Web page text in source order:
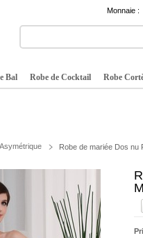
Monnaie :
Bal Robe de Cocktail Robe
Robe de mariée Dos